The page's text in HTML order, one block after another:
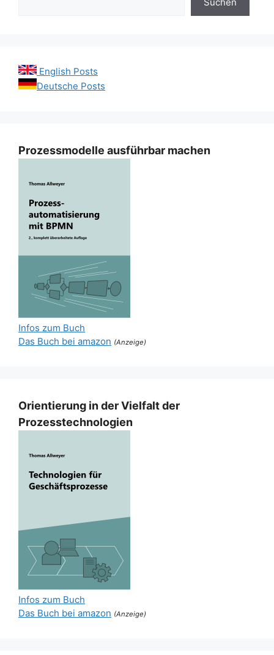
English Posts
Deutsche Posts
Prozessmodelle ausführbar machen
Infos zum Buch
Das Buch bei amazon (Anzeige)
Orientierung in der Vielfalt der
Prozesstechnologien
Infos zum Buch
Das Buch bei amazon (Anzeige)